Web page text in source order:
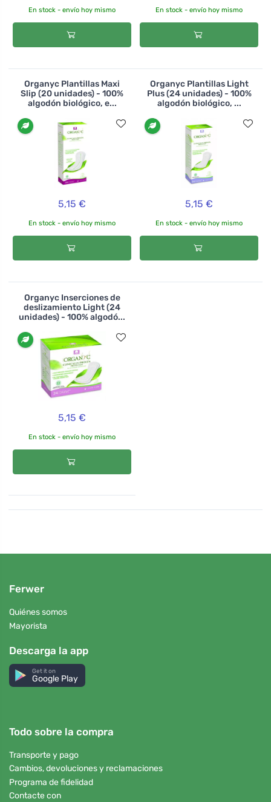
En stock - envío hoy mismo En stock - envío hoy mismo
Organyc Plantillas Maxi
Slip (20 unidades) - 100%
algodón biológico, e...
5,15 €
En stock - envío hoy mismo
Organyc Plantillas Light
Plus (24 unidades) - 100%
algodón biológico, ...
5,15 €
En stock - envío hoy mismo
Organyc Inserciones de
deslizamiento Light (24
unidades) - 100% algodó...
5,15 €
En stock - envío hoy mismo
Ferwer
Quiénes somos
Mayorista
Descarga la app
Get it on
Google Play
Todo sobre la compra
Transporte y pago
Cambios, devoluciones y reclamaciones
Programa de fidelidad
Contacte con